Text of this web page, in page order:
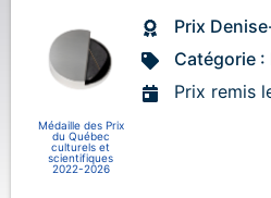
Médaille des Prix
du Québec
culturels et
scientifiques
2022-2026
Prix
Catégorie
Prix remis